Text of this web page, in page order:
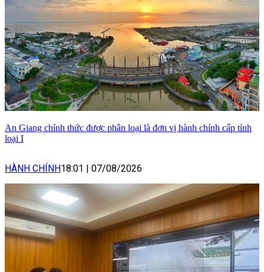
An Giang chính thức được phân loại là đơn vị hành chính cấp tỉnh
loại I
HÀNH CHÍNH18:01 07/08/2026